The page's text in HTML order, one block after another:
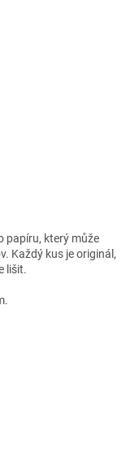
papíru, který může
Každý kus je originál,
lišit.